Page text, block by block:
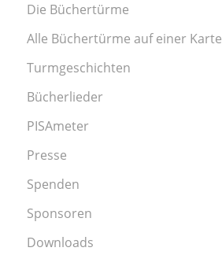
Die Büchertürme
Alle Büchertürme auf einer Karte
Turmgeschichten
Bücherlieder
PISAmeter
Presse
Spenden
Sponsoren
Downloads